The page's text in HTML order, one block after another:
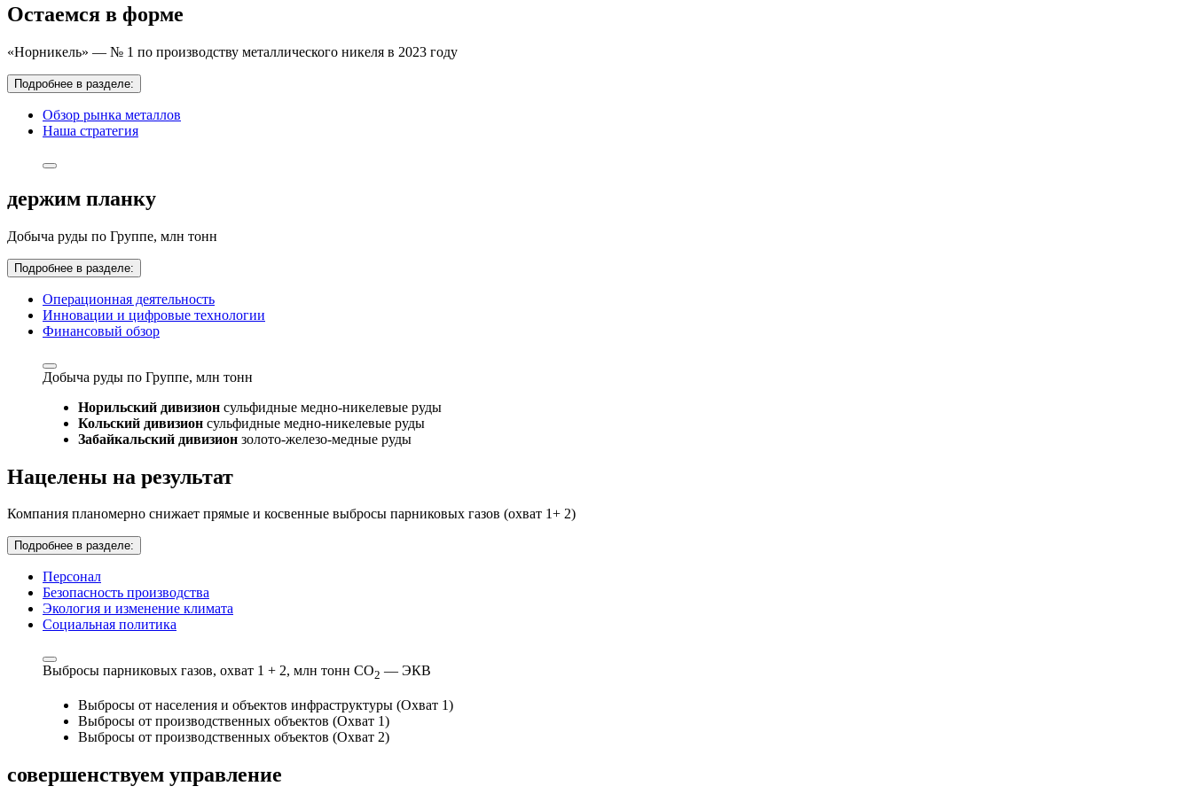
Остаемся в форме
«Норникель» — № 1 по производству металлического никеля в 2023 году
Подробнее в разделе:
Обзор рынка металлов
Наша стратегия
держим планку
Добыча руды по Группе, млн тонн
Подробнее в разделе:
Операционная деятельность
Инновации и цифровые технологии
Финансовый обзор
Добыча руды по Группе, млн тонн
Норильский дивизион сульфидные медно-никелевые руды
Кольский дивизион сульфидные медно-никелевые руды
Забайкальский дивизион золото-железо-медные руды
Нацелены на результат
Компания планомерно снижает прямые и косвенные выбросы парниковых газов (охват 1+ 2)
Подробнее в разделе:
Персонал
Безопасность производства
Экология и изменение климата
Социальная политика
Выбросы парниковых газов, охват 1 + 2, млн тонн СО2 — ЭКВ
Выбросы от населения и объектов инфраструктуры (Охват 1)
Выбросы от производственных объектов (Охват 1)
Выбросы от производственных объектов (Охват 2)
совершенствуем управление